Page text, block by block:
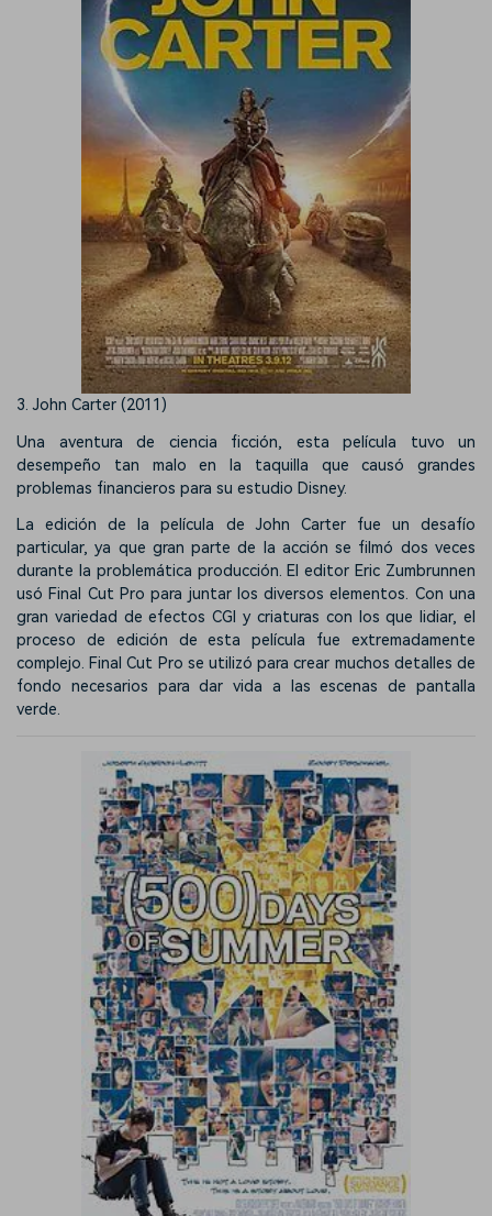
3. John Carter (2011)
Una aventura de ciencia ficción, esta película tuvo un
desempeño tan malo en la taquilla que causó grandes
problemas financieros para su estudio Disney.
La edición de la película de John Carter fue un desafío
particular, ya que gran parte de la acción se filmó dos veces
durante la problemática producción. El editor Eric Zumbrunnen
usó Final Cut Pro para juntar los diversos elementos. Con una
gran variedad de efectos CGI y criaturas con los que lidiar, el
proceso de edición de esta película fue extremadamente
complejo. Final Cut Pro se utilizó para crear muchos detalles de
fondo necesarios para dar vida a las escenas de pantalla
verde.